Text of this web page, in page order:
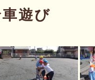
遊び